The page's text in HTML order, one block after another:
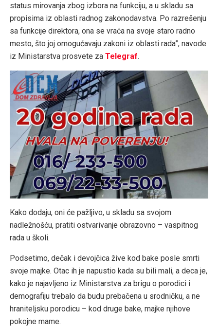
status mirovanja zbog izbora na funkciju, a u skladu sa
propisima iz oblasti radnog zakonodavstva. Po razrešenju
sa funkcije direktora, ona se vraća na svoje staro radno
mesto, što joj omogućavaju zakoni iz oblasti rada”, navode
iz Ministarstva prosvete za Telegraf.
Kako dodaju, oni će pažljivo, u skladu sa svojom
nadležnošću, pratiti ostvarivanje obrazovno – vaspitnog
rada u školi.
Podsetimo, dečak i devojčica žive kod bake posle smrti
svoje majke. Otac ih je napustio kada su bili mali, a deca je,
kako je najavljeno iz Ministarstva za brigu o porodici i
demografiju trebalo da budu prebačena u srodničku, a ne
hraniteljsku porodicu – kod druge bake, majke njihove
pokojne mame.